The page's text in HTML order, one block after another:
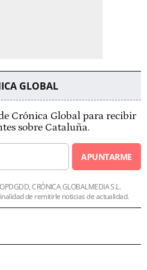
GLOBAL
Crónica Global para recibir
sobre Cataluña.
APUNTARME
CRÓNICA GLOBALMEDIA S.L.
de remitirle noticias de actualidad.